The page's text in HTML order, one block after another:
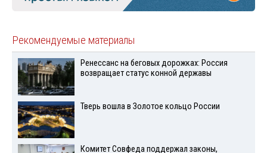
Рекомендуемые материалы
Ренессанс на беговых дорожках: Россия
возвращает статус конной державы
Тверь вошла в Золотое кольцо России
Комитет Совфеда поддержал законы,